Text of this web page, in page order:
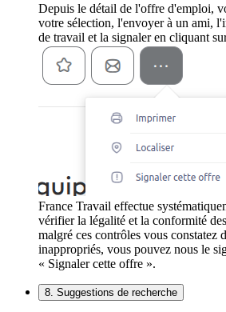
Depuis le détail de l'offre d'emploi,
votre sélection, l'envoyer à un ami,
de travail et la signaler en cliquant
France Travail effectue
vérifier la légalité et la conformité
malgré ces contrôles vous constatez
inappropriés, vous pouvez nous le
« Signaler cette offre ».
8. Suggestions de recherche